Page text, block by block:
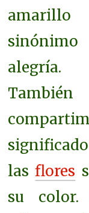
alegría.
También
lasflores
su color.